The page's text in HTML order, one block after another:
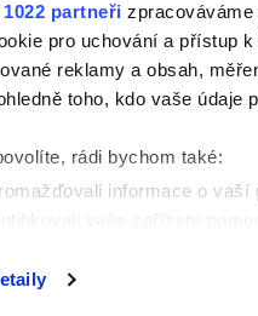
1022 partneři
pro uchování a přístup
reklamy a obsah,
toho, kdo vaše údaje
rádi bychom také:
informace o vaší
. Svůj souhlas můžete
ALEX
Udržitelnost